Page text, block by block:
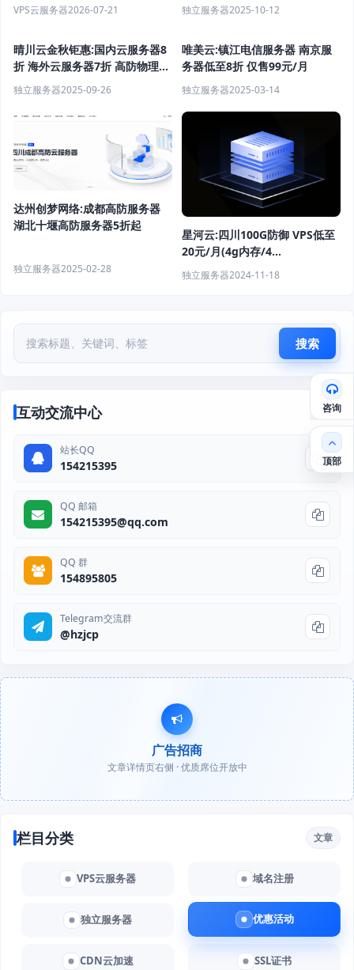
VPS云服务器2026-07-21 独立服务器2025-10-12
晴川云金秋钜惠:国内云服务器8
折 海外云服务器7折 高防物理服
务器6折（限首购）
独立服务器2025-09-26
唯美云:镇江电信服务器 南京服
务器低至8折 仅售99元/月
独立服务器2025-03-14
达州创梦网络:成都高防服务器
湖北十堰高防服务器5折起
独立服务器2025-02-28
星河云:四川100G防御 VPS低至
20元/月(4g内存/4
核/40gSSD/10M带宽) 独服低至
149元/月(64G内存/40
独立服务器2024-11-18
搜索
互动交流中心
站长QQ
154215395
QQ 邮箱
154215395@qq.com
QQ 群
154895805
Telegram交流群
@hzjcp
广告招商
文章详情页右侧 · 优质席位开放中
栏目分类 文章
VPS云服务器 域名注册
独立服务器 优惠活动
CDN云加速 SSL证书
咨询
顶部